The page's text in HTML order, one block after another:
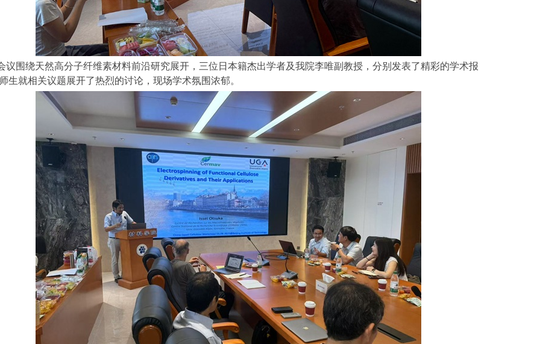
议围绕天然高分子纤维素材料前沿研究展开，三位日本籍杰出学者及我院李唯副教授，分别发表了精彩的学术报
生就相关议题展开了热烈的讨论，现场学术氛围浓郁。